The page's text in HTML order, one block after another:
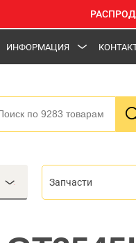
ИНФОРМАЦИЯ
Запчасти